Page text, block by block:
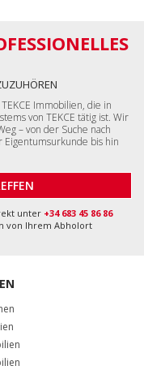
Immobilien, die in
von TEKCE tätig ist. Wir
– von der Suche nach
bis hin
unter +34 683 45 86 86
von Ihrem Abholort